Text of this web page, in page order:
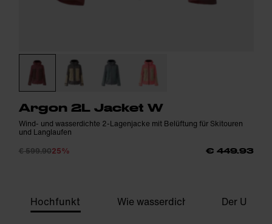
Argon 2L Jacket W
Wind- und wasserdichte 2-Lagenjacke mit Belüftung für Skitouren
und Langlaufen
€ 599.9025% € 449.93
Hochfunktionale Hardshelljacken
Wie wasserdicht muss eine
Der